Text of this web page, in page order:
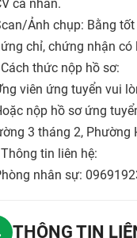
cá nhân.
Ảnh chụp: Bằng
chỉ, chứng nhận có
thức nộp hồ sơ:
viên ứng tuyển vui
nộp hồ sơ ứng
3 tháng 2, Phường
tin liên hệ:
nhân sự:
THÔNG TIN